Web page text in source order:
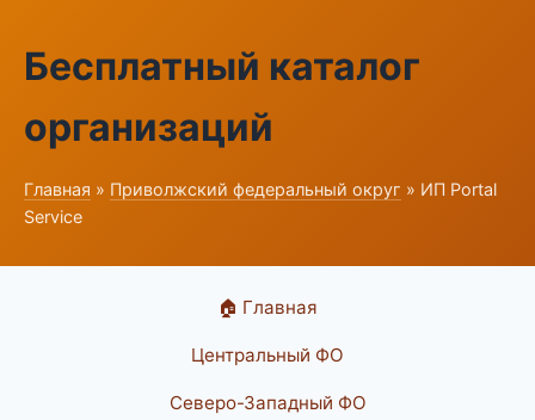
Бесплатный каталог
организаций
Главная » Приволжский федеральный округ » ИП Portal
Service
🏠 Главная
Центральный ФО
Северо-Западный ФО